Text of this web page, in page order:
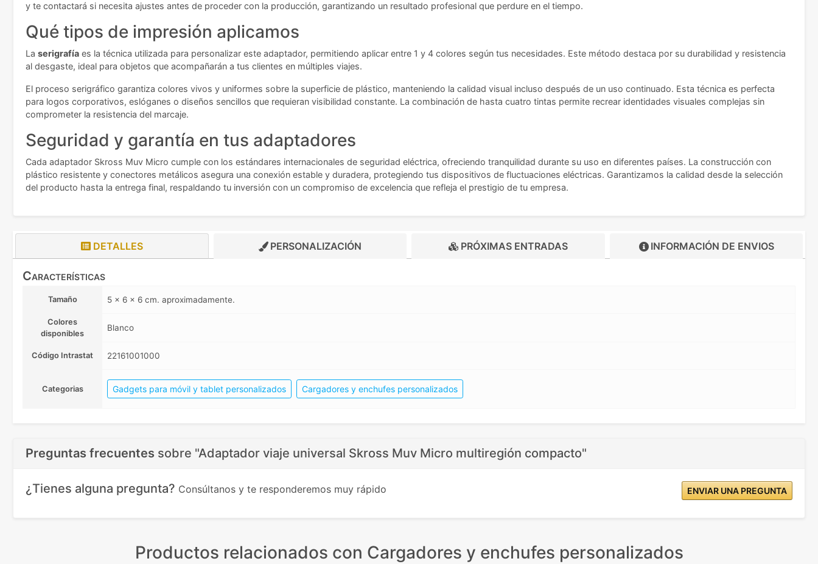
y te contactará si necesita ajustes antes de proceder con la producción, garantizando un resultado profesional que perdure en el tiempo.
Qué tipos de impresión aplicamos
La serigrafía es la técnica utilizada para personalizar este adaptador, permitiendo aplicar entre 1 y 4 colores según tus necesidades. Este método destaca por su durabilidad y resistencia
al desgaste, ideal para objetos que acompañarán a tus clientes en múltiples viajes.
El proceso serigráfico garantiza colores vivos y uniformes sobre la superficie de plástico, manteniendo la calidad visual incluso después de un uso continuado. Esta técnica es perfecta
para logos corporativos, eslóganes o diseños sencillos que requieran visibilidad constante. La combinación de hasta cuatro tintas permite recrear identidades visuales complejas sin
comprometer la resistencia del marcaje.
Seguridad y garantía en tus adaptadores
Cada adaptador Skross Muv Micro cumple con los estándares internacionales de seguridad eléctrica, ofreciendo tranquilidad durante su uso en diferentes países. La construcción con
plástico resistente y conectores metálicos asegura una conexión estable y duradera, protegiendo tus dispositivos de fluctuaciones eléctricas. Garantizamos la calidad desde la selección
del producto hasta la entrega final, respaldando tu inversión con un compromiso de excelencia que refleja el prestigio de tu empresa.
DETALLES PERSONALIZACIÓN PRÓXIMAS ENTRADAS INFORMACIÓN DE ENVIOS
Características
Tamaño 5 x 6 x 6 cm. aproximadamente.
Colores
disponibles
Blanco
Código Intrastat 22161001000
Categorias Gadgets para móvil y tablet personalizados Cargadores y enchufes personalizados
Preguntas frecuentes sobre "Adaptador viaje universal Skross Muv Micro multiregión compacto"
¿Tienes alguna pregunta? Consúltanos y te responderemos muy rápido ENVIAR UNA PREGUNTA
Productos relacionados con Cargadores y enchufes personalizados